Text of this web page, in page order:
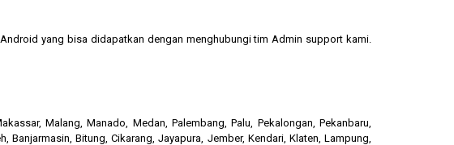
yang bisa didapatkan dengan menghubungi tim Admin support kami.
Malang, Manado, Medan, Palembang, Palu, Pekalongan, Pekanbaru,
Banjarmasin, Bitung, Cikarang, Jayapura, Jember, Kendari, Klaten, Lampung,